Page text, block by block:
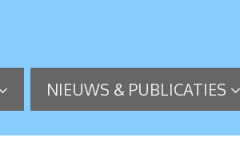
NIEUWS & PUBLICATIES